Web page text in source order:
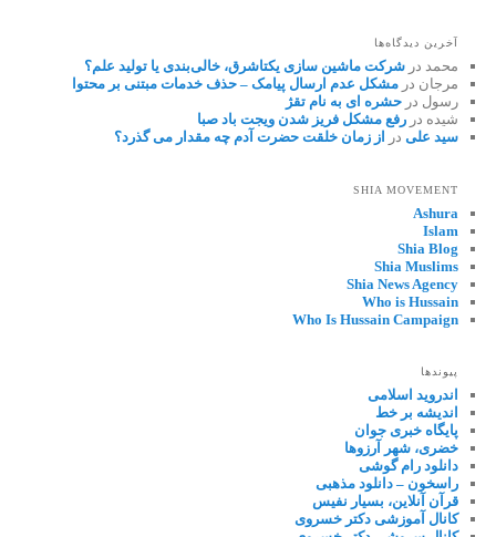
آخرین دیدگاه‌ها
محمد درشرکت ماشین سازی یکتاشرق، خالی‌بندی یا تولید علم؟
مرجان درمشکل عدم ارسال پیامک – حذف خدمات مبتنی بر محتوا
رسول درحشره ای به نام تقژ
شیده دررفع مشکل فریز شدن ویجت باد صبا
سید علی در از زمان خلقت حضرت آدم چه مقدار می گذرد؟
SHIA MOVEMENT
Ashura
Islam
Shia Blog
Shia Muslims
Shia News Agency
Who is Hussain
Who Is Hussain Campaign
پیوندها
اندروید اسلامی
اندیشه بر خط
پایگاه خبری جوان
خضری، شهر آرزوها
دانلود رام گوشی
راسخون – دانلود مذهبی
قرآن آنلاین، بسیار نفیس
کانال آموزشی دکتر خسروی